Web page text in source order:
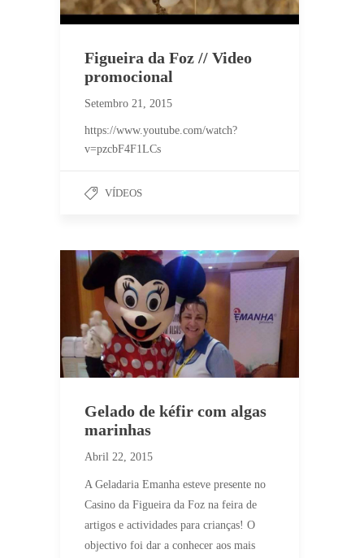
Figueira da Foz // Video
promocional
Setembro 21, 2015
https://www.youtube.com/watch?
v=pzcbF4F1LCs
VÍDEOS
Gelado de kéfir com algas
marinhas
Abril 22, 2015
A Geladaria Emanha esteve presente no
Casino da Figueira da Foz na feira de
artigos e actividades para crianças! O
objectivo foi dar a conhecer aos mais